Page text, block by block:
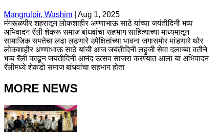
Mangrulpir, Washim
Aug 1, 2025
मंगरूळपीर शहरातून लोकशाहीर अण्णाभाऊ साठे यांच्या जयंतीदिनी भव्य
अभिवादन रॅली शेकरू समाज बांधवांचा सहभाग साहित्याच्या माध्यमातून
सामाजिक समतेचा लढा लढणारे उपेक्षितांच्या भावना जगासमोर मांडणारे थोर
लोकशाहीर अण्णाभाऊ साठे यांची आज जयंतीदिनी लहुजी सेवा दलाच्या वतीने
भव्य रॅली काढून जयंतीदिनी आनंद उत्सव साजरा करण्यात आला या अभिवादन
रॅलीमध्ये शेकडो समाज बांधवांचा सहभाग होता
MORE NEWS